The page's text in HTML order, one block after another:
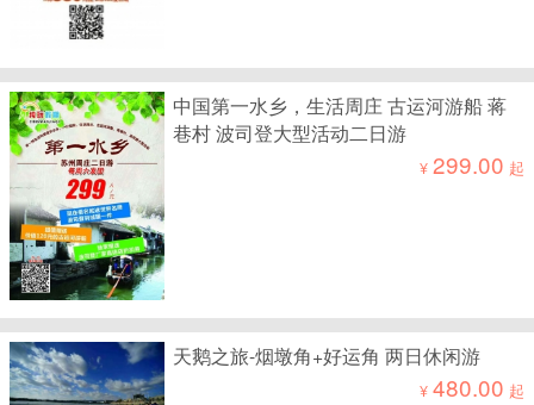
中国第一水乡，生活周庄 古运河游船 蒋
巷村 波司登大型活动二日游
¥299.00 起
天鹅之旅-烟墩角+好运角 两日休闲游
¥480.00 起